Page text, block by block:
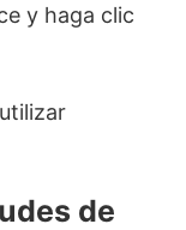
y haga clic
de